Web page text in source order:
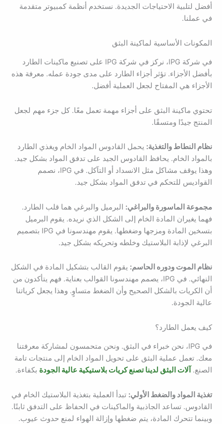
أفضل لتلبية الاحتياجات الجديدة. نستخدم أنظمة كمبيوتر متقدمة
في عملنا.
المكونات الأساسية لماكينة البثق
في شركة IPG، نركز في شركة IPG على تصنيع ماكينات الطارد
بأفضل الأجزاء. تؤثر أجزاء الطارد على مدى جودة عمله. معرفة هذه
الأجزاء هي المفتاح لجعل العملية أفضل.
تحتوي ماكينة البثق على أجزاء مهمة تعمل معًا. كل جزء مهم لجعل
المنتج جيدًا ومتسقًا.
نظام النطاط والتغذية: يحمل القادوس المواد الخام ويغذي الطارد
بالمواد الخام. يحافظ القادوس الجيد على تدفق المواد بشكل جيد.
وهذا يوقف مشاكل مثل الانسداد أو التآكل. في IPG، نصمم
القواديس للتحكم في تدفق المواد بشكل جيد.
مجموعة الماسورة والبراغي: البرميل والبرغي هما قلب الطارد.
فهما يغيران المادة الخام إلى الشكل الذي نريده. يقوم البرميل
بتسخين المادة ومزجها وضغطها. يقوم مهندسونا في IPG بتصميم
البرغي لإذابة البلاستيك وخلطه وتحريكه بشكل جيد.
نظام الموت ودوره الحاسم: يقوم القالب بتشكيل المادة في الشكل
النهائي. في IPG، يصمم مهندسونا القوالب بعناية. فهم يتأكدون من
أن الكريات بالشكل الصحيح وأن الضغط متساوٍ. وهذا يجعل كرياتنا
عالية الجودة.
كيف يعمل الطارد؟
في IPG، نحن خبراء في البثق. ونحن متحمسون لمشاركة معرفتنا
معك. تعمل عملية البثق على تحويل المواد الخام إلى منتجات تامة
الصنع. آلات البثق لدينا تصنع كريات بلاستيكية عالية الجودة بكفاءة.
تغذية المواد والضغط الأولي: تبدأ العملية بتغذية البلاستيك الخام في
القادوس. تساعد الجاذبية والماكينات في الحفاظ على التدفق ثابتًا.
وبينما تتحرك المادة، يتم ضغطها وإزالة الهواء لمنع حدوث عيوب.